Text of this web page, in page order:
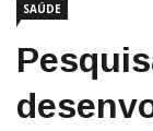
SAÚDE